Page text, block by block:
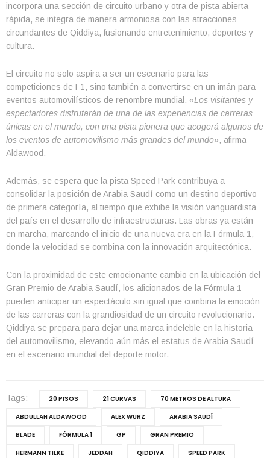
incorpora una sección de circuito urbano y otra de pista abierta
rápida, se integra de manera armoniosa con las atracciones
circundantes de Qiddiya, fusionando entretenimiento, deportes y
cultura.
El circuito no solo aspira a ser un escenario para las
competiciones de F1, sino también a convertirse en un imán para
eventos automovilísticos de renombre mundial. «Los visitantes y
espectadores disfrutarán de una de las experiencias de carreras
únicas en el mundo, con una pista pionera que acogerá algunos de
los eventos de automovilismo más grandes del mundo», afirma
Aldawood.
Además, se espera que la pista Speed Park contribuya a
consolidar la posición de Arabia Saudí como un destino deportivo
de primera categoría, al tiempo que exhibe la visión vanguardista
del país en el desarrollo de infraestructuras. Las obras ya están
en marcha, marcando el inicio de una nueva era en la Fórmula 1,
donde la velocidad se combina con la innovación arquitectónica.
Con la proximidad de este emocionante cambio en la ubicación del
Gran Premio de Arabia Saudí, los aficionados de la Fórmula 1
pueden anticipar un espectáculo sin igual que combina la emoción
de las carreras con la grandiosidad de un circuito revolucionario.
Qiddiya se prepara para dejar una marca indeleble en la historia
del automovilismo, elevando aún más el estatus de Arabia Saudí
en el escenario mundial del deporte motor.
Tags: 20 PISOS 21 CURVAS
70 METROS DE ALTURA
ABDULLAH ALDAWOOD
ALEX WURZ
ARABIA SAUDÍ
BLADE
FÓRMULA 1 GP
GRAN PREMIO
HERMANN TILKE
JEDDAH QIDDIYA
SPEED PARK